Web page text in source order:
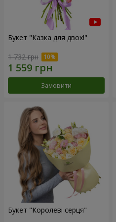
Букет "Казка для двох!"
1 732 грн
Замовити
Букет "Королеві серця"